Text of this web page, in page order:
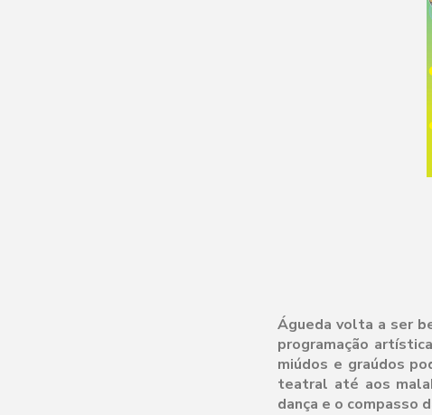
Águeda volta a ser
programação
miúdos e graúdos
teatral até aos
dança e o compasso